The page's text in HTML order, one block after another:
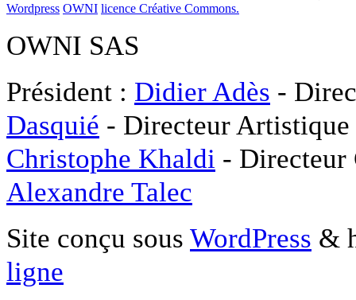
Wordpress OWNI licence Créative Commons.
OWNI SAS
Président : Didier Adès -
Dasquié - Directeur
Christophe Khaldi -
Alexandre Talec
Site conçu sous WordPress &
ligne